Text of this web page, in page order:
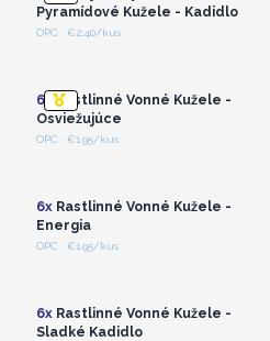
Pyramídové Kužele - Kadidlo
OPC : €2.40/kusPrihláste sa alebo
6x Rastlinné Vonné Kužele -
Osviežujúce
OPC : €1.95/kusPrihláste sa alebo
6xRastlinné Vonné Kužele -
Energia
OPC : €1.95/kusPrihláste sa alebo
6xRastlinné Vonné Kužele -
Sladké Kadidlo